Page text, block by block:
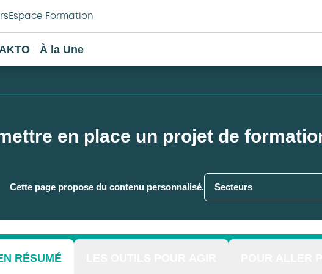
Espace Formation
À la Une
en place un projet de
Cette page propose du contenu personnalisé. Secteurs
RÉSUMÉ